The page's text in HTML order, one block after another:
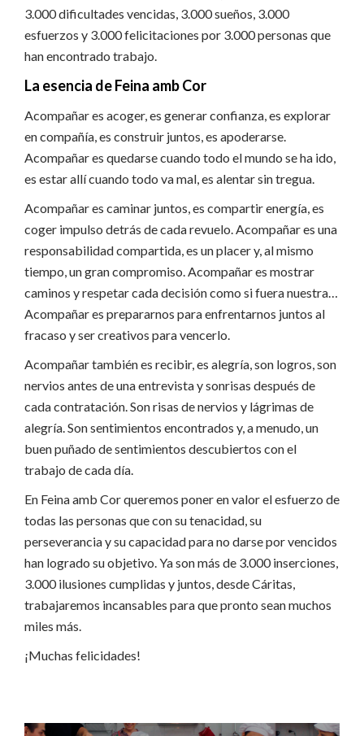
3.000 dificultades vencidas, 3.000 sueños, 3.000
esfuerzos y 3.000 felicitaciones por 3.000 personas que
han encontrado trabajo.
La esencia de Feina amb Cor
Acompañar es acoger, es generar confianza, es explorar
en compañía, es construir juntos, es apoderarse.
Acompañar es quedarse cuando todo el mundo se ha ido,
es estar allí cuando todo va mal, es alentar sin tregua.
Acompañar es caminar juntos, es compartir energía, es
coger impulso detrás de cada revuelo. Acompañar es una
responsabilidad compartida, es un placer y, al mismo
tiempo, un gran compromiso. Acompañar es mostrar
caminos y respetar cada decisión como si fuera nuestra…
Acompañar es prepararnos para enfrentarnos juntos al
fracaso y ser creativos para vencerlo.
Acompañar también es recibir, es alegría, son logros, son
nervios antes de una entrevista y sonrisas después de
cada contratación. Son risas de nervios y lágrimas de
alegría. Son sentimientos encontrados y, a menudo, un
buen puñado de sentimientos descubiertos con el
trabajo de cada día.
En Feina amb Cor queremos poner en valor el esfuerzo de
todas las personas que con su tenacidad, su
perseverancia y su capacidad para no darse por vencidos
han logrado su objetivo. Ya son más de 3.000 inserciones,
3.000 ilusiones cumplidas y juntos, desde Cáritas,
trabajaremos incansables para que pronto sean muchos
miles más.
¡Muchas felicidades!